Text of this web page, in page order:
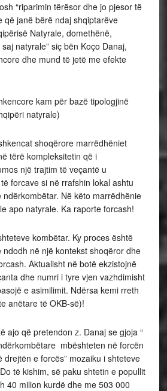
“riparimin tërësor dhe jo pjesor të
që janë bërë ndaj shqiptarëve
Natyrale, domethënë,
natyrale” siç bën Koço Danaj,
dhe mund të jetë me efekte
kam për bazë tipologjinë
natyrale)
shoqërore marrëdhëniet
tërë kompleksitetin që i
një trajtim të veçantë u
forcave si në rrafshin lokal ashtu
Në këto marrëdhënie
apo natyrale. Ka raporte forcash!
kombëtar. Ky proces është
ndodh në një kontekst shoqëror dhe
Aktualisht në botë ekzistojnë
dhe numri i tyre vjen vazhdimisht
e asimilimit. Ndërsa kemi rreth
anëtare të OKB-së)!
ajo që pretendon z. Danaj se gjoja “
mbështeten në forcën
drejtën e forcës” mozaiku i shteteve
të kishim, së paku shtetin e popullit
40 milion kurdë dhe me 503 000